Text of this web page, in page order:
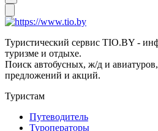
Туристический сервис TIO.BY -
туризме и отдыхе.
Поиск автобусных, ж/д и
предложений и акций.
Туристам
Путеводитель
Туроператоры